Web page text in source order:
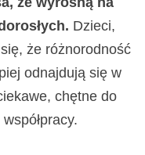
Dzieci,
że różnorodność
odnajdują się w
chętne do